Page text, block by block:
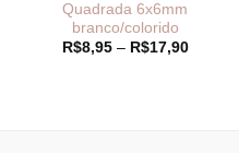
Quadrada 6x6mm
branco/colorido
R$8,95 – R$17,90Faixa